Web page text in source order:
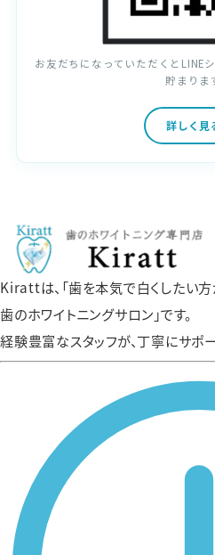
お友だちになっていただくとLINE
貯まりま
詳しく見
Kirattは、「歯を本気で白くしたい
歯のホワイトニングサロン」です。
経験豊富なスタッフが、丁寧にサポー